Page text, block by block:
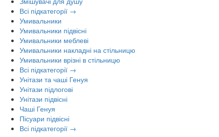
Всі підкатегорії →
Умивальники
Умивальники підвісні
Умивальники меблеві
Умивальники накладні на стільницю
Умивальники врізні в стільницю
Всі підкатегорії →
Унітази та чаші Генуя
Унітази підлогові
Унітази підвісні
Чаші Генуя
Пісуари підвісні
Всі підкатегорії →